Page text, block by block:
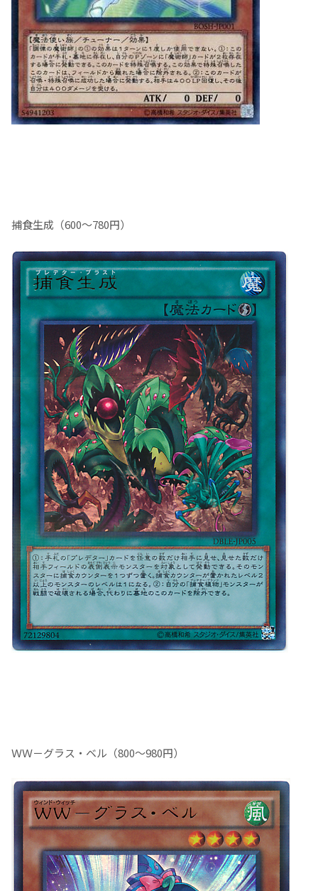
捕食生成（600～780円）
ＷＷ－グラス・ベル（800～980円）